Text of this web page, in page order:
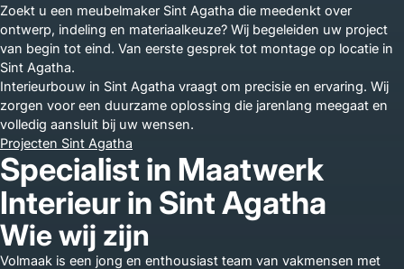
Zoekt u een meubelmaker Sint Agatha die meedenkt over
ontwerp, indeling en materiaalkeuze? Wij begeleiden uw project
van begin tot eind. Van eerste gesprek tot montage op locatie in
Sint Agatha.
Interieurbouw in Sint Agatha vraagt om precisie en ervaring. Wij
zorgen voor een duurzame oplossing die jarenlang meegaat en
volledig aansluit bij uw wensen.
Projecten Sint Agatha
Specialist in Maatwerk
Interieur in Sint Agatha
Wie wij zijn
Volmaak is een jong en enthousiast team van vakmensen met